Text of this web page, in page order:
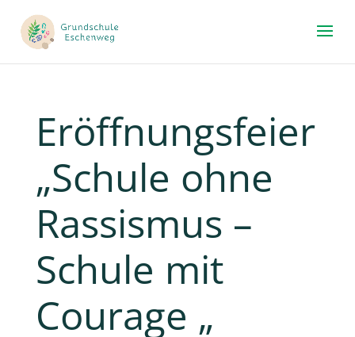
Eröffnungsfeier
„Schule ohne
Rassismus –
Schule mit
Courage „